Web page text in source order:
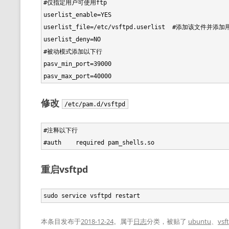
#仅指定用户可使用ftp
userlist_enable=YES
userlist_file=/etc/vsftpd.userlist  #添加该文件并添加用
userlist_deny=NO
#被动模式添加以下行
pasv_min_port=39000
修改 /etc/pam.d/vsftpd
#注释以下行
重启vsftpd
本条目发布于2018-12-24。属于日志分类，被贴了 ubuntu、